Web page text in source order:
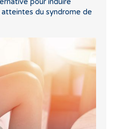
du syndrome de